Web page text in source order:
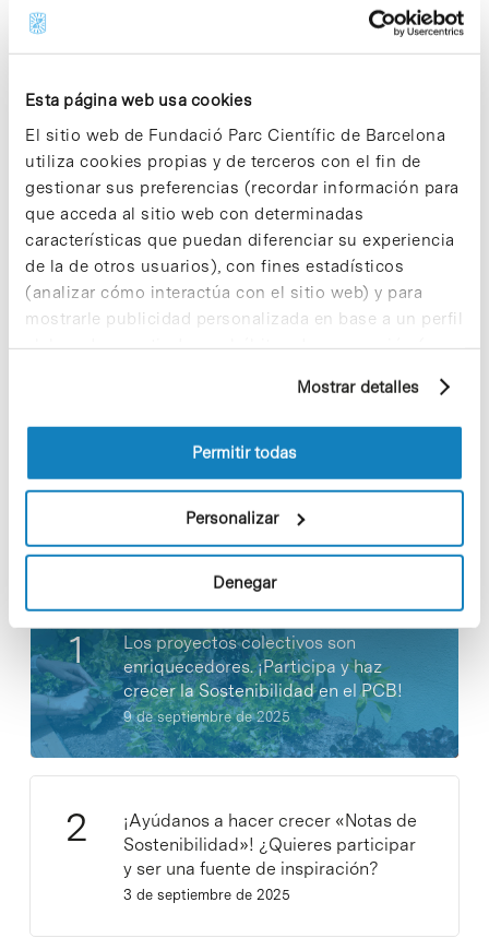
Esta página web usa cookies
El sitio web de Fundació Parc Científic de Barcelona
utiliza cookies propias y de terceros con el fin de
gestionar sus preferencias (recordar información para
que acceda al sitio web con determinadas
características que puedan diferenciar su experiencia
de la de otros usuarios), con fines estadísticos
(analizar cómo interactúa con el sitio web) y para
mostrarle publicidad personalizada en base a un perfil
elaborado a partir de sus hábitos de navegación (por
información sobre las cookies puede consultar
la Política de cookies del sitio web.
Mostrar detalles
Permitir todas
Personalizar
Denegar
Advancell es una empresa ubicada en el Parc
Científic de Barcelona (PCB) y surgida de la base
empresa desarrolla y ofrece como servecio
modelos in vitro de interés para las industrias
biotecnológica, farmacéutica y cosmética, y,
actualmente, también se encuentra desarrollando
sus propios proyectos de investigación
farmacéutica (aplicaciones terapéuticas).
Noticias más vistas
Los proyectos colectivos son
enriquecedores. ¡Participa y haz
crecer la Sostenibilidad en el PCB!
9 de septiembre de 2025
¡Ayúdanos a hacer crecer «Notas de
Sostenibilidad»! ¿Quieres participar
y ser una fuente de inspiración?
3 de septiembre de 2025